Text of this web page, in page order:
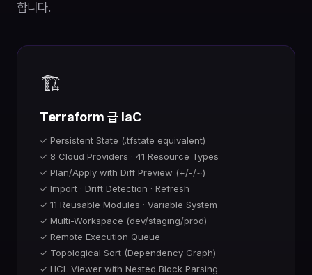
합니다.
🏗️
Terraform 급 IaC
✓ Persistent State (.tfstate equivalent)
✓ 8 Cloud Providers · 41 Resource Types
✓ Plan/Apply with Diff Preview (+/-/~)
✓ Import · Drift Detection · Refresh
✓ 11 Reusable Modules · Variable System
✓ Multi-Workspace (dev/staging/prod)
✓ Remote Execution Queue
✓ Topological Sort (Dependency Graph)
✓ HCL Viewer with Nested Block Parsing